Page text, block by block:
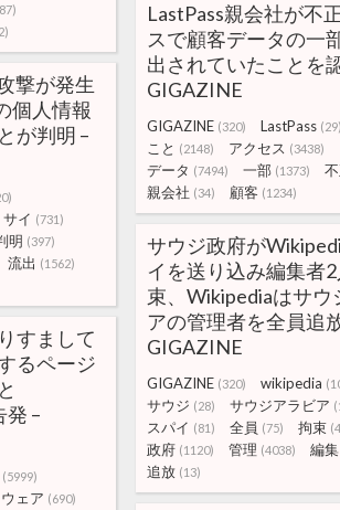
LastPass親会社が不
スで顧客データの一
出されていたことを
GIGAZINE
GIGAZINE (320) LastPass (29)
こと (2148) アクセス (3438)
データ (7494) 一部 (1373)
親会社 (34) 顧客 (1234)
撃が発生
個人情報
が判明 –
サイ (731)
明 (397)
流出 (1562)
サウジ政府が
イを送り込み編集者
束、Wikipediaはサウ
アの管理者を全員追
GIGAZINE
GIGAZINE (320) wikipedia
サウジ (28) サウジアラビア
スパイ (81) 全員 (75) 拘束
政府 (1120) 管理 (4038) 編集
追放 (13)
すまして
るページ
–
(5999)
ウェア (690)